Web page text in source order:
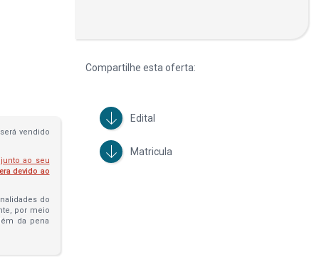
vendido
ao seu
devido ao
do
por meio
da pena
Compartilhe esta oferta:
Edital
Matricula